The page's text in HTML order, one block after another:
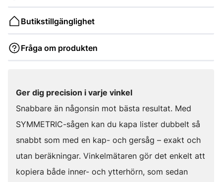
Butikstillgänglighet
Fråga om produkten
Ger dig precision i varje vinkel
Snabbare än någonsin mot bästa resultat. Med
SYMMETRIC-sågen kan du kapa lister dubbelt så
snabbt som med en kap- och gersåg – exakt och
utan beräkningar. Vinkelmätaren gör det enkelt att
kopiera både inner- och ytterhörn, som sedan